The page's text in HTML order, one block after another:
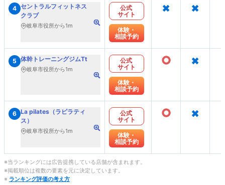
4 セントラルフィットネス
クラブ
岐阜市役所から1m
公式
サイト
体験・
相談予約
× ×
5 体幹トレーニングジムTt
岐阜市役所から1m
公式
サイト
体験・
相談予約
○ ×
6 La pilates（ラピラティ
ス）
岐阜市役所から1m
公式
サイト
体験・
相談予約
○ ×
※当ランキングには広告提携している店舗が含まれます。
※掲載順位は複数の要素を元に決定しています。
※ ランキング評価の考え方